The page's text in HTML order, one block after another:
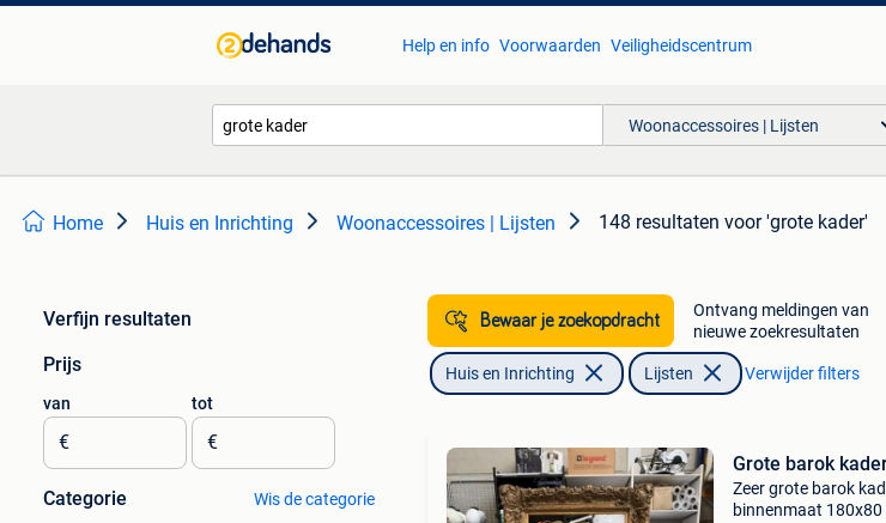
Help en info Voorwaarden Veiligheidscentrum
Woonaccessoires | Lijsten
Home Huis en Inrichting Woonaccessoires | Lijsten 148 resultaten voor 'grote kader'
Verfijn resultaten
Prijs
van
€
tot
€
Categorie Wis de categorie
Bewaar je zoekopdracht
Ontvang meldingen van
nieuwe zoekresultaten
Huis en Inrichting Lijsten Verwijder filters
Grote barok
Zeer grote barok
binnenmaat